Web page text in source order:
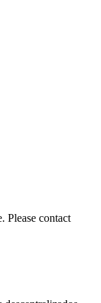
Please contact